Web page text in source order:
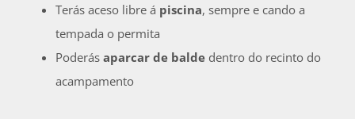
Terás aceso libre á piscina, sempre e cando a
tempada o permita
Poderás aparcar de balde dentro do recinto do
acampamento